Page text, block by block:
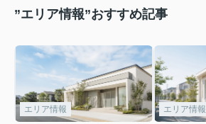
”エリア情報”おすすめ記事
エリア情報 エリア情報